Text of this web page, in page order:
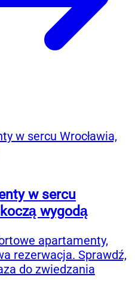
w sercu
wygodą
apartamenty,
rezerwacja. Sprawdź,
do zwiedzania